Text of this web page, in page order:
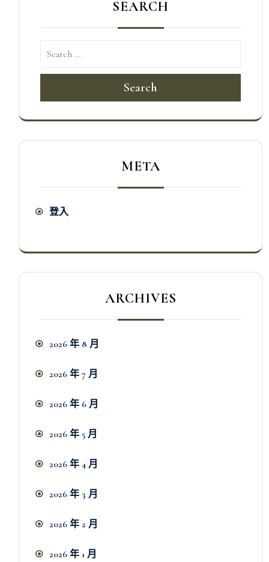
SEARCH
Search
META
登入
ARCHIVES
2026 年 8 月
2026 年 7 月
2026 年 6 月
2026 年 5 月
2026 年 4 月
2026 年 3 月
2026 年 2 月
2026 年 1 月